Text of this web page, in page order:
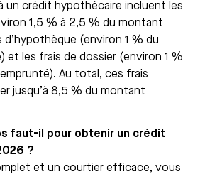
un crédit hypothécaire incluent les
1,5 % à 2,5 % du montant
d’hypothèque (environ 1 % du
et les frais de dossier (environ 1 %
Au total, ces frais
jusqu’à 8,5 % du montant
faut-il pour obtenir un crédit
?
et un courtier efficace, vous